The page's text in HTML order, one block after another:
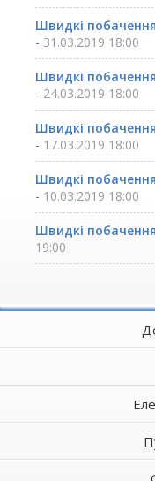
Швидкі
- 31.03.2019 18:00
Швидкі
- 24.03.2019 18:00
Швидкі
- 17.03.2019 18:00
Швидкі
- 10.03.2019 18:00
Швидкі
19:00